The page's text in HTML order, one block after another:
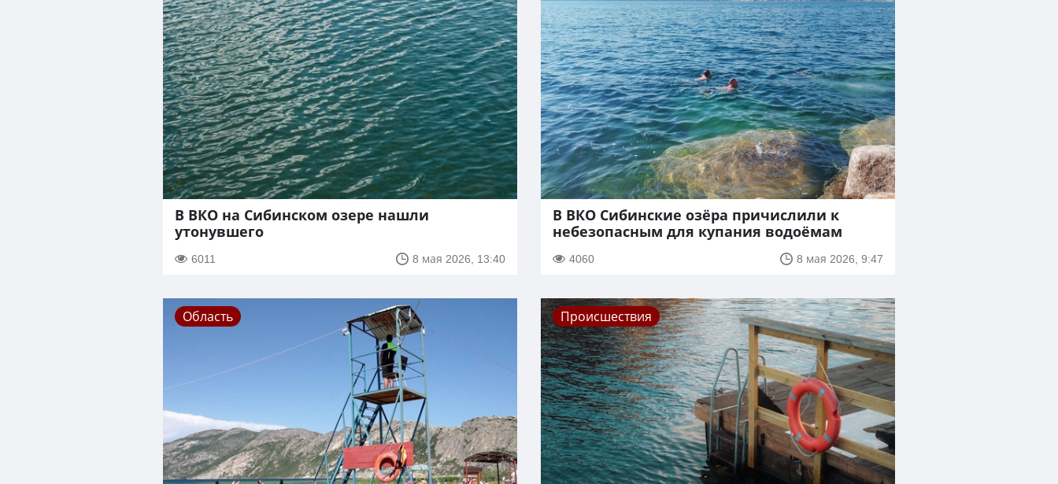
В ВКО на Сибинском озере нашли
утонувшего
6011 8 мая 2026, 13:40
В ВКО Сибинские озёра причислили к
небезопасным для купания водоёмам
4060 8 мая 2026, 9:47
Область Происшествия